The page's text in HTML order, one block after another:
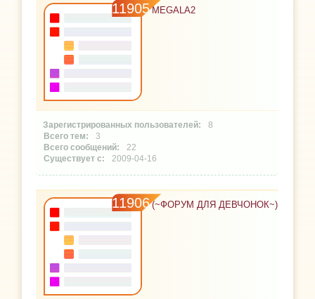
11905 MEGALA2
8
3
22
2009-04-16
11906 (~ФОРУМ ДЛЯ ДЕВЧОНОК~)